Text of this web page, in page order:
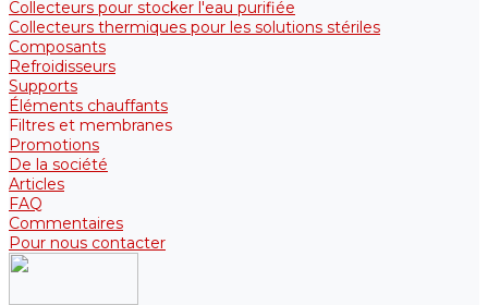
Collecteurs pour stocker l'eau purifiée
Collecteurs thermiques pour les solutions stériles
Composants
Refroidisseurs
Supports
Éléments chauffants
Filtres et membranes
Promotions
De la société
Articles
FAQ
Commentaires
Pour nous contacter